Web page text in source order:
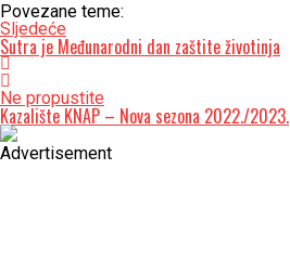
Povezane teme:
Sljedeće
Sutra je Međunarodni dan zaštite životinja
Ne propustite
Kazalište KNAP – Nova sezona 2022./2023.
Advertisement